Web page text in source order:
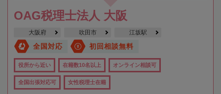
OAG税理士法人 大阪
大阪府 吹田市 江坂駅
全国対応 初回相談無料
役所から近い 在籍数10名以上 オンライン相談可
全国出張対応可 女性税理士在籍